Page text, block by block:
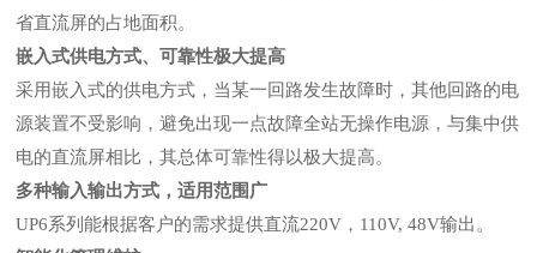
省直流屏的占地面积。
嵌入式供电方式、可靠性极大提高
采用嵌入式的供电方式，当某一回路发生故障时，其他回路的电
源装置不受影响，避免出现一点故障全站无操作电源，与集中供
电的直流屏相比，其总体可靠性得以极大提高。
多种输入输出方式，适用范围广
UP6系列能根据客户的需求提供直流220V，110V, 48V输出。